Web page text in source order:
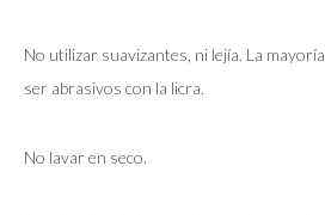
No utilizar suavizantes, ni lejía. La
ser abrasivos con la licra.
No lavar en seco.